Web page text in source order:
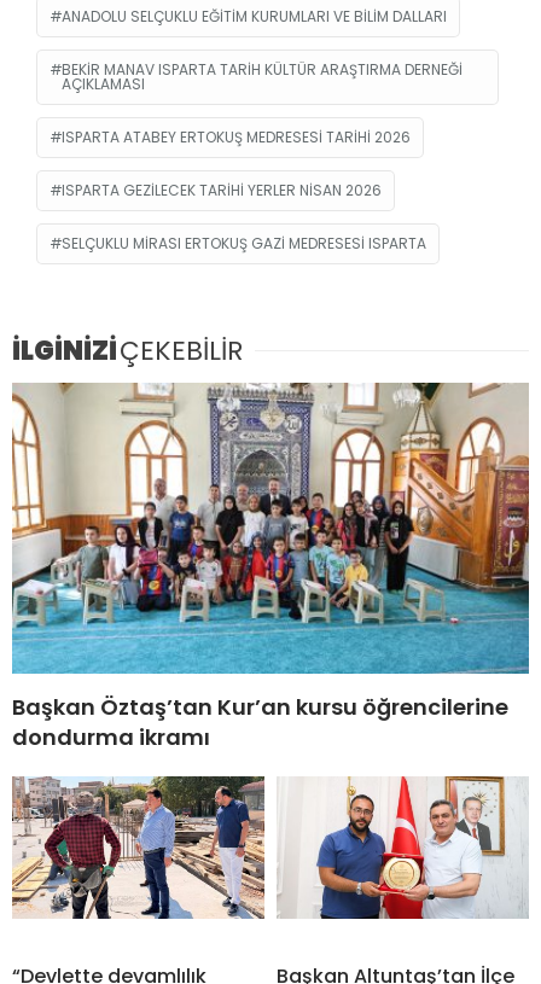
ANADOLU SELÇUKLU EĞITIM KURUMLARI VE BILIM DALLARI
BEKIR MANAV ISPARTA TARIH KÜLTÜR ARAŞTIRMA DERNEĞI
AÇIKLAMASI
ISPARTA ATABEY ERTOKUŞ MEDRESESI TARIHI 2026
ISPARTA GEZILECEK TARIHI YERLER NISAN 2026
SELÇUKLU MIRASI ERTOKUŞ GAZI MEDRESESI ISPARTA
İLGİNİZİÇEKEBİLİR
Başkan Öztaş’tan Kur’an kursu öğrencilerine
dondurma ikramı
“Devlette devamlılık
Başkan Altuntaş’tan İlçe